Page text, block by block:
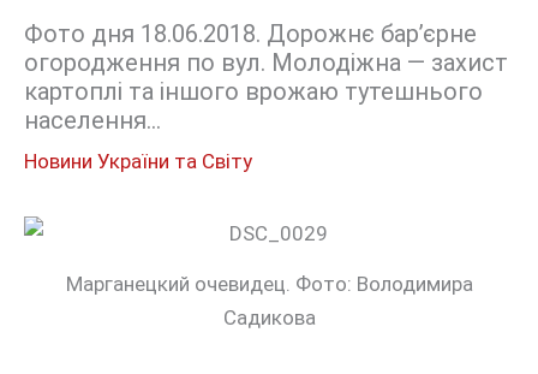
Фото дня 18.06.2018. Дорожнє бар’єрне
огородження по вул. Молодіжна — захист
картоплі та іншого врожаю тутешнього
населення…
Новини України та Світу
Марганецкий очевидец. Фото: Володимира
Садикова